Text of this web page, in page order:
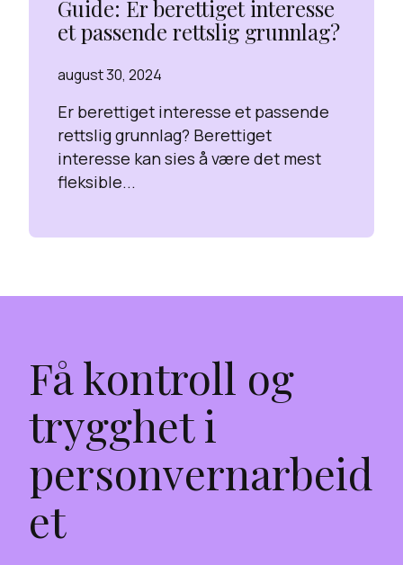
Guide: Er berettiget interesse
et passende rettslig grunnlag?
august 30, 2024
Er berettiget interesse et passende
rettslig grunnlag? Berettiget
interesse kan sies å være det mest
fleksible...
Få kontroll og
trygghet i
personvernarbeid
et